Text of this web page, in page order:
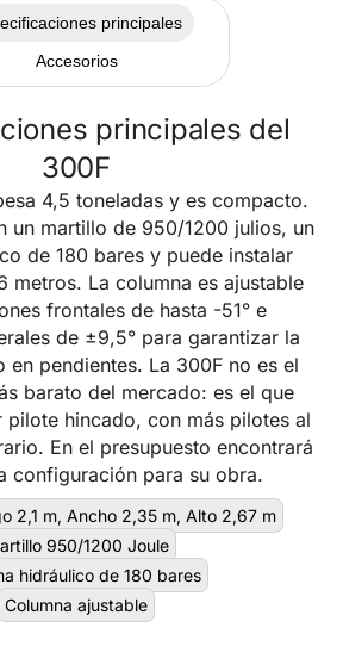
principales
Accesorios
principales del
300F
4,5 toneladas y es compacto.
un martillo de 950/1200 julios, un
de 180 bares y puede instalar
metros. La columna es ajustable
frontales de hasta -51° e
de ±9,5° para garantizar la
en pendientes. La 300F no es el
barato del mercado: es el que
pilote hincado, con más pilotes al
En el presupuesto encontrará
configuración para su obra.
2,1 m, Ancho 2,35 m, Alto 2,67 m
950/1200 Joule
hidráulico de 180 bares
Columna ajustable